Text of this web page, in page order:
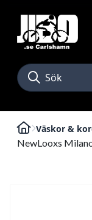
Väskor &
NewLooxs